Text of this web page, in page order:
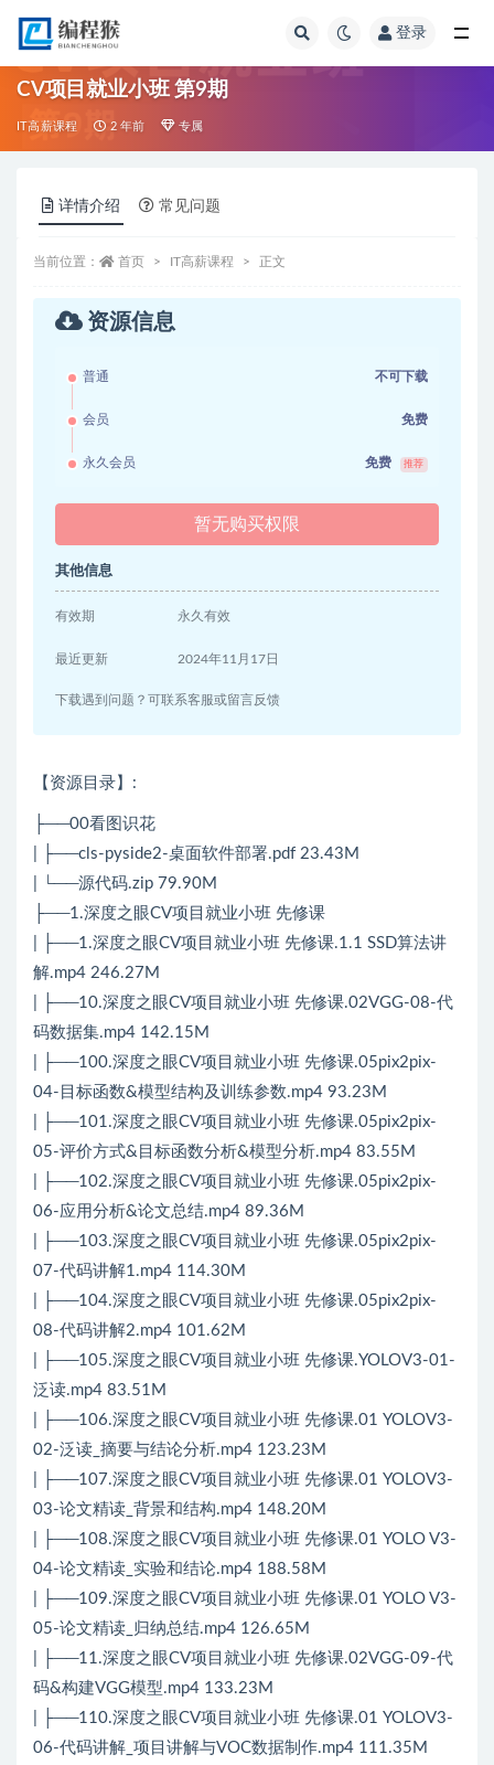
登录
CV项目就业小班 第9期
IT高薪课程 2 年前 专属
详情介绍 常见问题
当前位置： 首页 IT高薪课程 正文
资源信息
普通 不可下载
会员 免费
永久会员 免费 推荐
暂无购买权限
其他信息
有效期 永久有效
最近更新 2024年11月17日
下载遇到问题？可联系客服或留言反馈
【资源目录】:
├──00看图识花
| ├──cls-pyside2-桌面软件部署.pdf 23.43M
| └──源代码.zip 79.90M
├──1.深度之眼CV项目就业小班 先修课
| ├──1.深度之眼CV项目就业小班 先修课.1.1 SSD算法讲
解.mp4 246.27M
| ├──10.深度之眼CV项目就业小班 先修课.02VGG-08-代
码数据集.mp4 142.15M
| ├──100.深度之眼CV项目就业小班 先修课.05pix2pix-
04-目标函数&模型结构及训练参数.mp4 93.23M
| ├──101.深度之眼CV项目就业小班 先修课.05pix2pix-
05-评价方式&目标函数分析&模型分析.mp4 83.55M
| ├──102.深度之眼CV项目就业小班 先修课.05pix2pix-
06-应用分析&论文总结.mp4 89.36M
| ├──103.深度之眼CV项目就业小班 先修课.05pix2pix-
07-代码讲解1.mp4 114.30M
| ├──104.深度之眼CV项目就业小班 先修课.05pix2pix-
08-代码讲解2.mp4 101.62M
| ├──105.深度之眼CV项目就业小班 先修课.YOLOV3-01-
泛读.mp4 83.51M
| ├──106.深度之眼CV项目就业小班 先修课.01 YOLOV3-
02-泛读_摘要与结论分析.mp4 123.23M
| ├──107.深度之眼CV项目就业小班 先修课.01 YOLOV3-
03-论文精读_背景和结构.mp4 148.20M
| ├──108.深度之眼CV项目就业小班 先修课.01 YOLO V3-
04-论文精读_实验和结论.mp4 188.58M
| ├──109.深度之眼CV项目就业小班 先修课.01 YOLO V3-
05-论文精读_归纳总结.mp4 126.65M
| ├──11.深度之眼CV项目就业小班 先修课.02VGG-09-代
码&构建VGG模型.mp4 133.23M
| ├──110.深度之眼CV项目就业小班 先修课.01 YOLOV3-
06-代码讲解_项目讲解与VOC数据制作.mp4 111.35M